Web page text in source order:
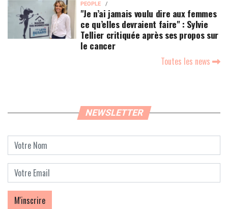
PEOPLE
"Je n’ai jamais voulu dire aux femmes
ce qu’elles devraient faire" : Sylvie
Tellier critiquée après ses propos sur
le cancer
Toutes les news
NEWSLETTER